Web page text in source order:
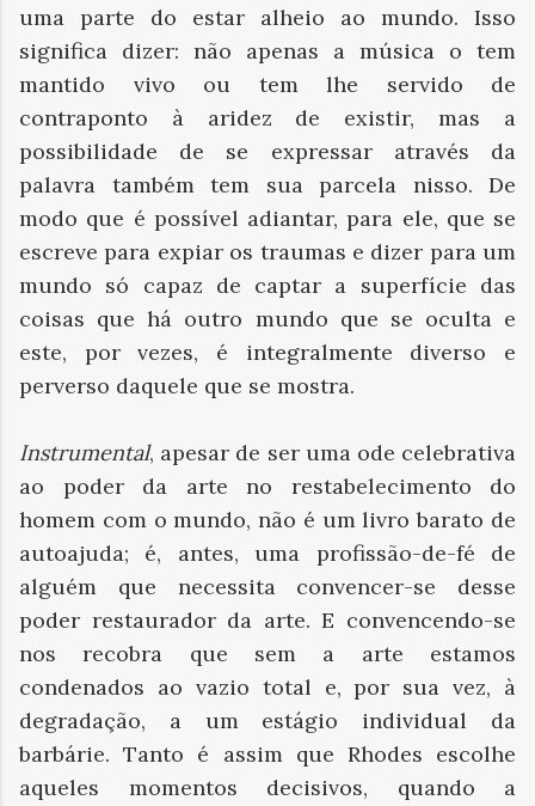
uma parte do estar alheio ao mundo. Isso
significa dizer: não apenas a música o tem
mantido vivo ou tem lhe servido de
contraponto à aridez de existir, mas a
possibilidade de se expressar através da
palavra também tem sua parcela nisso. De
modo que é possível adiantar, para ele, que se
escreve para expiar os traumas e dizer para um
mundo só capaz de captar a superfície das
coisas que há outro mundo que se oculta e
este, por vezes, é integralmente diverso e
perverso daquele que se mostra.
Instrumental, apesar de ser uma ode celebrativa
ao poder da arte no restabelecimento do
homem com o mundo, não é um livro barato de
autoajuda;
é, antes, uma profissão-de-fé de
alguém que necessita convencer-se desse
poder restaurador da arte. E convencendo-se
nos recobra que sem a arte estamos
condenados ao vazio total e, por sua vez, à
degradação, a um estágio individual da
barbárie. Tanto é assim que Rhodes escolhe
aqueles momentos decisivos, quando a